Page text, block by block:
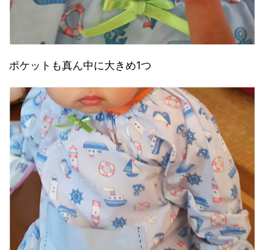
ポケットも真ん中に大きめ1つ